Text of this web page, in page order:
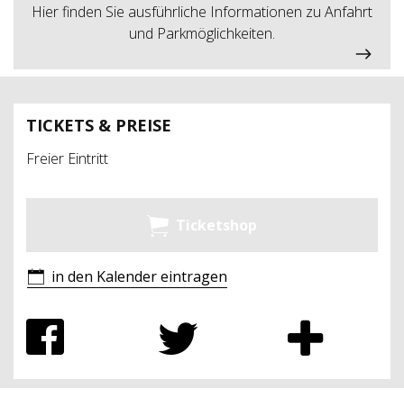
TICKETS & PREISE
Freier Eintritt
Ticketshop
in den Kalender eintragen
Hier finden Sie ausführliche Informationen zu Anfahrt
und Parkmöglichkeiten.